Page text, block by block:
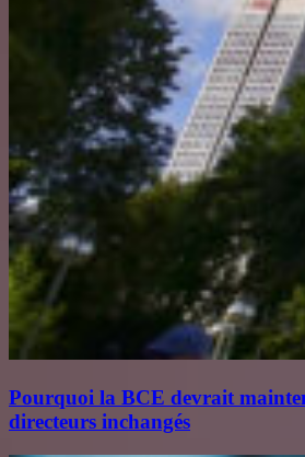
Pourquoi la BCE devrait
directeurs inchangés